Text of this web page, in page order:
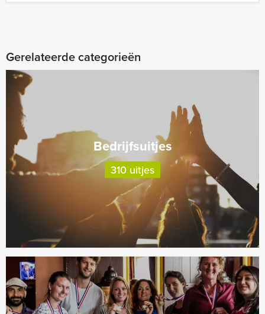
Gerelateerde categorieën
Bedrijfsuitjes
310 uitjes